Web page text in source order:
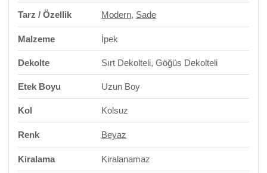
Tarz / Özellik Modern, Sade
Malzeme İpek
Dekolte Sırt Dekolteli, Göğüs Dekolteli
Etek Boyu Uzun Boy
Kol Kolsuz
Renk Beyaz
Kiralama Kiralanamaz